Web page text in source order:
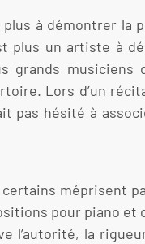
plus à démontrer
plus un artiste à
musiciens
Lors d’un
pas hésité à
méprisent
pour piano et
l’autorité, la